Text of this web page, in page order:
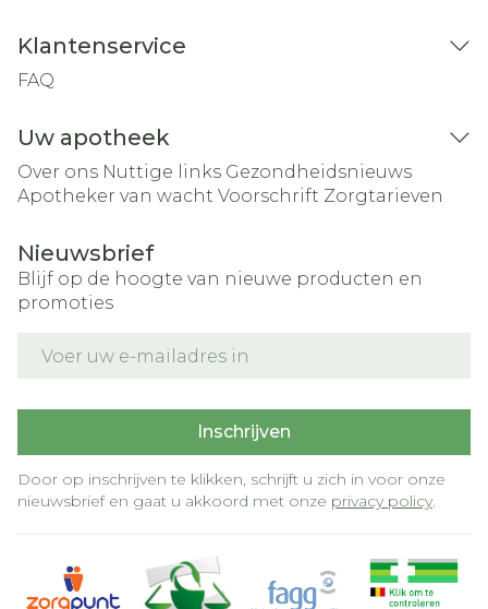
Klantenservice
FAQ
Uw apotheek
Over ons Nuttige links Gezondheidsnieuws
Apotheker van wacht Voorschrift Zorgtarieven
Nieuwsbrief
Blijf op de hoogte van nieuwe producten en
promoties
Inschrijven
Door op inschrijven te klikken, schrijft u zich in voor onze
nieuwsbrief en gaat u akkoord met onze privacy policy.